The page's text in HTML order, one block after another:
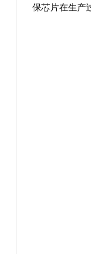
保芯片在生产